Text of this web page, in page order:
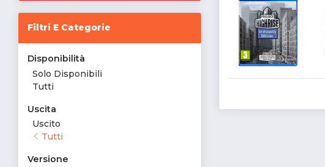
Filtri E Categorie
Disponibilità
Solo Disponibili
Tutti
Uscita
Uscito
Tutti
Versione